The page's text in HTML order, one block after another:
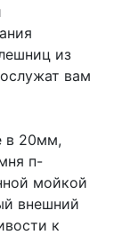
из
вам
в 20мм,
п-
мойкой
внешний
к